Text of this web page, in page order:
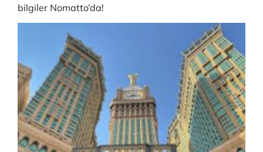
bilgiler Nomatto’da!